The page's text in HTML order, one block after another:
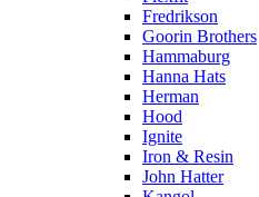
Fredrikson
Goorin Brothers
Hammaburg
Hanna Hats
Herman
Hood
Ignite
Iron & Resin
John Hatter